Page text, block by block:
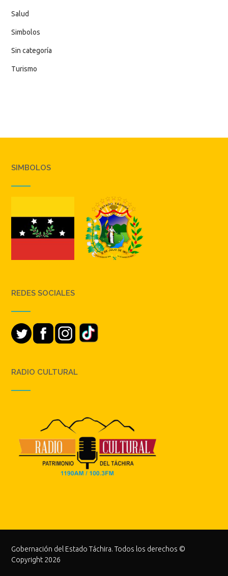
Salud
Simbolos
Sin categoría
Turismo
SIMBOLOS
REDES SOCIALES
RADIO CULTURAL
Gobernación del Estado Táchira. Todos los derechos ©
Copyright 2026